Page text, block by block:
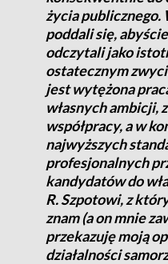
życia publicznego.
poddali się,
odczytali jako
ostatecznym
jest wytężona
własnych ambicji,
współpracy, a w
najwyższych
profesjonalnych
kandydatów do
R. Szpotowi, z
znam (a on mnie
przekazuję moją
działalności